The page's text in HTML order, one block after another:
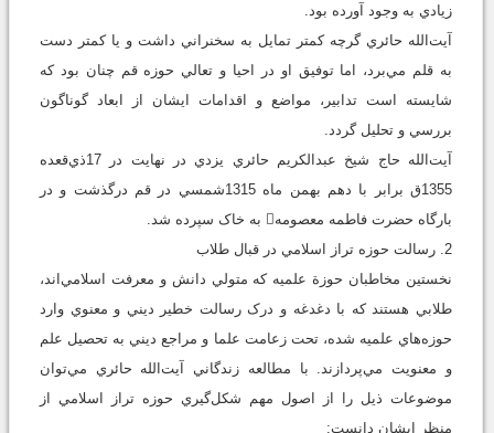
زيادي به وجود آورده بود.
آيت‌‌الله حائري گرچه کمتر تمايل به سخنراني داشت و يا کمتر دست
به قلم مي‌برد، اما توفيق او در احيا و تعالي حوزه قم چنان بود که
شايسته است تدابير، مواضع و اقدامات ایشان از ابعاد گوناگون
بررسي و تحليل گردد.
آيت‌‌الله حاج شيخ عبدالکريم حائري يزدي در نهايت در 17ذي‌قعده
1355ق برابر با دهم بهمن ماه 1315شمسي در قم درگذشت و در
بارگاه حضرت فاطمه معصومه به خاک سپرده شد.
2. رسالت حوزه تراز اسلامي در قبال طلاب
نخستين مخاطبان حوزة علميه که متولي دانش و معرفت اسلامي‌اند،
طلابي هستند که با دغدغه و درک رسالت خطير ديني و معنوي وارد
حوزه‌هاي علميه شده، تحت زعامت علما و مراجع ديني به تحصيل علم
و معنويت مي‌پردازند. با مطالعه زندگاني آيت‌الله حائري مي‌توان
موضوعات ذیل را از اصول مهم شکل‌گيري حوزه تراز اسلامي از
منظر ايشان دانست: